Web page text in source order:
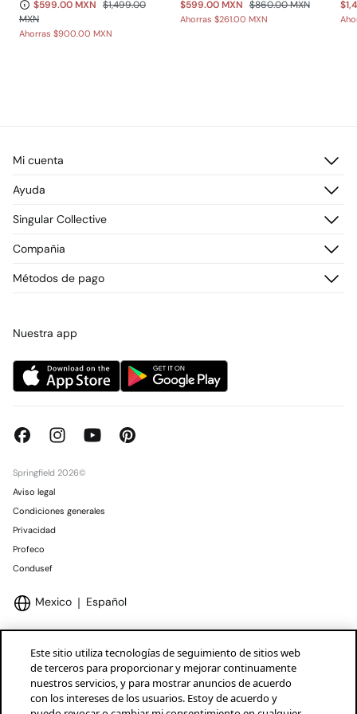
$599.00 MXN $1,499.00
MXN
Ahorras $900.00 MXN
$599.00 MXN $860.00 MXN
Ahorras $261.00 MXN
Mi cuenta
Registrarme
Direcciones de envío
Ayuda
Preguntas frecuentes
Envío
Promociones vigentes
Singular Collective
¡Únete!
Compañia
Tiendas
Métodos de pago
Nuestra app
Springfield 2026©
Aviso legal
Condiciones generales
Privacidad
Profeco
Condusef
Mexico Español
Marcas Tendam
Este sitio utiliza tecnologías de seguimiento de sitios web
de terceros para proporcionar y mejorar continuamente
nuestros servicios, y para mostrar anuncios de acuerdo
con los intereses de los usuarios. Estoy de acuerdo y